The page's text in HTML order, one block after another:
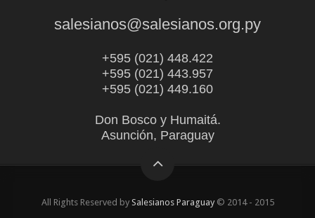
salesianos@salesianos.org.py
+595 (021) 448.422
+595 (021) 443.957
+595 (021) 449.160
Don Bosco y Humaitá.
Asunción, Paraguay
All Rights Reserved by Salesianos Paraguay© 2014 - 2015